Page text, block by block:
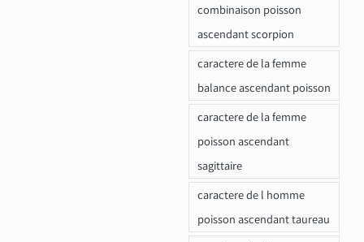
combinaison poisson
ascendant scorpion
caractere de la femme
balance ascendant poisson
caractere de la femme
poisson ascendant
sagittaire
caractere de l homme
poisson ascendant taureau